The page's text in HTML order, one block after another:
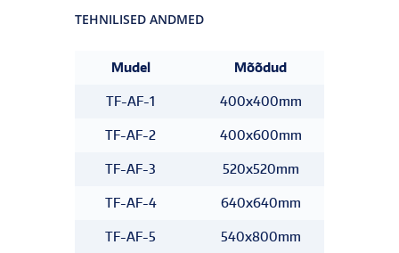
TEHNILISED ANDMED
Mudel Mõõdud
TF-AF-1 400x400mm
TF-AF-2 400x600mm
TF-AF-3 520x520mm
TF-AF-4 640x640mm
TF-AF-5 540x800mm